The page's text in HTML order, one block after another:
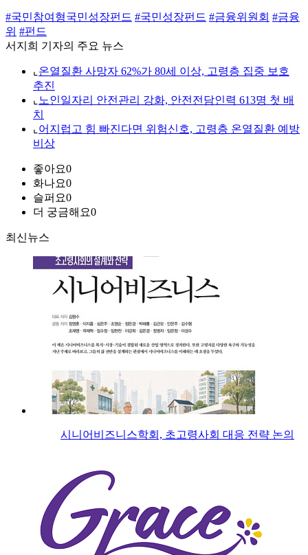
#국민참여형국민성장펀드 #국민성장펀드 #금융위원회 #금융
위 #펀드
서지희 기자의 주요 뉴스
⌞ 온열질환 사망자 62%가 80세 이상, 고령층 집중 보호
추진
⌞ 노인일자리 안전관리 강화, 안전전담인력 613명 첫 배
치
⌞ 어지럽고 힘 빠진다면 위험신호, 고령층 온열질환 예방
비상
좋아요0
화나요0
슬퍼요0
더 궁금해요0
최신뉴스
시니어비즈니스학회, 초고령사회 대응 전략 논의